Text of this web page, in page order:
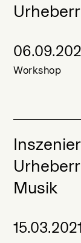
Workshop
Musik
15.03.2021